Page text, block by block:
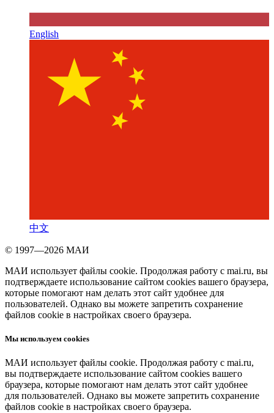
English
中文
© 1997—2026 МАИ
МАИ использует файлы cookie. Продолжая работу с mai.ru, вы
подтверждаете использование сайтом cookies вашего браузера,
которые помогают нам делать этот сайт удобнее для
пользователей. Однако вы можете запретить сохранение
файлов cookie в настройках своего браузера.
Мы используем cookies
МАИ использует файлы cookie. Продолжая работу с mai.ru,
вы подтверждаете использование сайтом cookies вашего
браузера, которые помогают нам делать этот сайт удобнее
для пользователей. Однако вы можете запретить сохранение
файлов cookie в настройках своего браузера.